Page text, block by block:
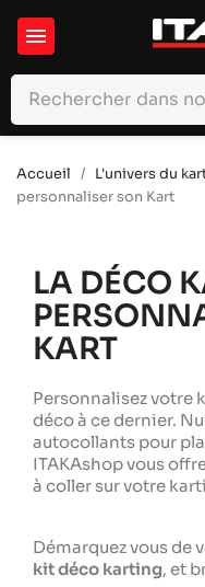

Accueil L'univers du
personnaliser son Kart
LA DÉCO
KART
Personnalisez votre
déco à ce dernier.
autocollants pour
ITAKAshop vous
à coller sur votre
Démarquez vous de
kit déco karting, et